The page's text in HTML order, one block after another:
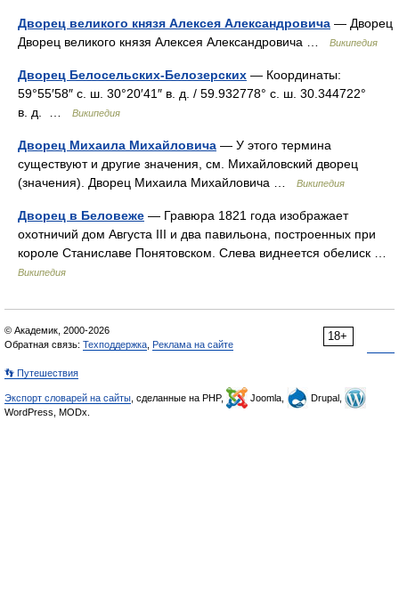
Дворец великого князя Алексея Александровича — Дворец
Дворец великого князя Алексея Александровича …
Википедия
Дворец Белосельских-Белозерских — Координаты:
59°55′58″ с. ш. 30°20′41″ в. д. / 59.932778° с. ш. 30.344722°
в. д. …
Википедия
Дворец Михаила Михайловича — У этого термина
существуют и другие значения, см. Михайловский дворец
(значения). Дворец Михаила Михайловича …
Википедия
Дворец в Беловеже — Гравюра 1821 года изображает
охотничий дом Августа III и два павильона, построенных при
короле Станиславе Понятовском. Слева виднеется обелиск …
Википедия
18+
© Академик, 2000-2026
Обратная связь: Техподдержка Реклама на сайте
👣 Путешествия
Экспорт словарей на сайты , сделанные на PHP, Joomla,
Drupal,
WordPress, MODx.